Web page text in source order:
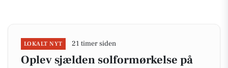
LOKALT NYT 21 timer siden
Oplev sjælden solformørkelse på